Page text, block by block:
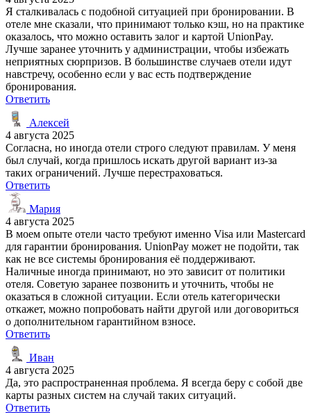
Я сталкивалась с подобной ситуацией при бронировании. В
отеле мне сказали, что принимают только кэш, но на практике
оказалось, что можно оставить залог и картой UnionPay.
Лучше заранее уточнить у администрации, чтобы избежать
неприятных сюрпризов. В большинстве случаев отели идут
навстречу, особенно если у вас есть подтверждение
бронирования.
Ответить
Алексей
4 августа 2025
Согласна, но иногда отели строго следуют правилам. У меня
был случай, когда пришлось искать другой вариант из-за
таких ограничений. Лучше перестраховаться.
Ответить
Мария
4 августа 2025
В моем опыте отели часто требуют именно Visa или Mastercard
для гарантии бронирования. UnionPay может не подойти, так
как не все системы бронирования её поддерживают.
Наличные иногда принимают, но это зависит от политики
отеля. Советую заранее позвонить и уточнить, чтобы не
оказаться в сложной ситуации. Если отель категорически
откажет, можно попробовать найти другой или договориться
о дополнительном гарантийном взносе.
Ответить
Иван
4 августа 2025
Да, это распространенная проблема. Я всегда беру с собой две
карты разных систем на случай таких ситуаций.
Ответить